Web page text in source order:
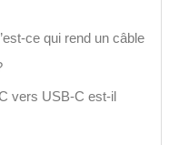
ce qui rend un câble
vers USB-C est-il